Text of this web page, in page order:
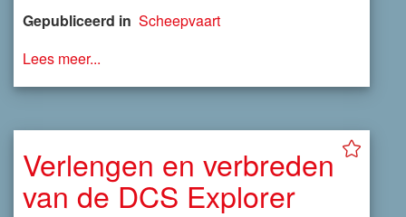
Gepubliceerd in Scheepvaart
Lees meer...
Verlengen en verbreden
van de DCS Explorer